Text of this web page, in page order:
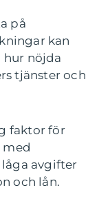
på
kan
hur nöjda
tjänster och
faktor för
med
avgifter
och lån.